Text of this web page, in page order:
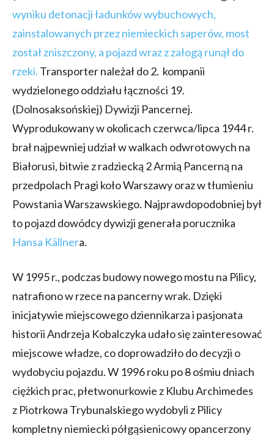
wyniku detonacji ładunków wybuchowych,
zainstalowanych przez niemieckich saperów, most
został zniszczony, a pojazd wraz z załogą runął do
rzeki. Transporter należał do 2. kompanii
wydzielonego oddziału łączności 19.
(Dolnosaksońskiej) Dywizji Pancernej.
Wyprodukowany w okolicach czerwca/lipca 1944 r.
brał najpewniej udział w walkach odwrotowych na
Białorusi, bitwie z radziecką 2 Armią Pancerną na
przedpolach Pragi koło Warszawy oraz w tłumieniu
Powstania Warszawskiego. Najprawdopodobniej był
to pojazd dowódcy dywizji generała porucznika
Hansa Källnera.
W 1995 r., podczas budowy nowego mostu na Pilicy,
natrafiono w rzece na pancerny wrak. Dzięki
inicjatywie miejscowego dziennikarza i pasjonata
historii Andrzeja Kobalczyka udało się zainteresować
miejscowe władze, co doprowadziło do decyzji o
wydobyciu pojazdu. W 1996 roku po8ośmiu dniach
ciężkich prac, płetwonurkowie z Klubu Archimedes
z Piotrkowa Trybunalskiego wydobyli z Pilicy
kompletny niemiecki półgąsienicowy opancerzony